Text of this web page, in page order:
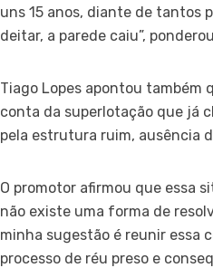
uns 15 anos, diante de tantos
deitar, a parede caiu”,
Tiago Lopes apontou também
conta da superlotação que já
pela estrutura ruim, ausência
O promotor afirmou que essa
não existe uma forma de
minha sugestão é reunir essa
processo de réu preso e